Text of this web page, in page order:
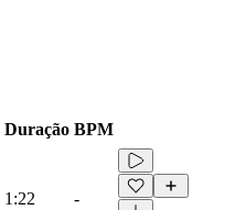
Duração BPM
1:22 -